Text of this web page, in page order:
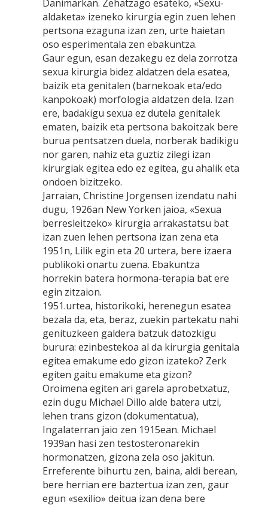
Danimarkan. Zehatzago esateko, «Sexu-
aldaketa» izeneko kirurgia egin zuen lehen
pertsona ezaguna izan zen, urte haietan
oso esperimentala zen ebakuntza.
Gaur egun, esan dezakegu ez dela zorrotza
sexua kirurgia bidez aldatzen dela esatea,
baizik eta genitalen (barnekoak eta/edo
kanpokoak) morfologia aldatzen dela. Izan
ere, badakigu sexua ez dutela genitalek
ematen, baizik eta pertsona bakoitzak bere
burua pentsatzen duela, norberak badikigu
nor garen, nahiz eta guztiz zilegi izan
kirurgiak egitea edo ez egitea, gu ahalik eta
ondoen bizitzeko.
Jarraian, Christine Jorgensen izendatu nahi
dugu, 1926an New Yorken jaioa, «Sexua
berresleitzeko» kirurgia arrakastatsu bat
izan zuen lehen pertsona izan zena eta
1951n, Lilik egin eta 20 urtera, bere izaera
publikoki onartu zuena. Ebakuntza
horrekin batera hormona-terapia bat ere
egin zitzaion.
1951.urtea, historikoki, herenegun esatea
bezala da, eta, beraz, zuekin partekatu nahi
genituzkeen galdera batzuk datozkigu
burura: ezinbestekoa al da kirurgia genitala
egitea emakume edo gizon izateko? Zerk
egiten gaitu emakume eta gizon?
Oroimena egiten ari garela aprobetxatuz,
ezin dugu Michael Dillo alde batera utzi,
lehen trans gizon (dokumentatua),
Ingalaterran jaio zen 1915ean. Michael
1939an hasi zen testosteronarekin
hormonatzen, gizona zela oso jakitun.
Erreferente bihurtu zen, baina, aldi berean,
bere herrian ere baztertua izan zen, gaur
egun «sexilio» deitua izan dena bere